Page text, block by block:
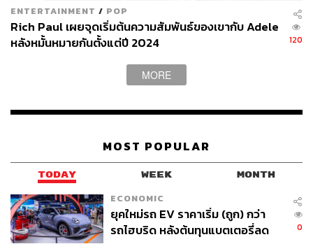
ENTERTAINMENT / POP
Rich Paul เผยจุดเริ่มต้นความสัมพันธ์ของเขากับ Adele
หลังหมั้นหมายกันตั้งแต่ปี 2024
120
MORE
MOST POPULAR
TODAY WEEK MONTH
ECONOMIC
ยุคใหม่รถ EV ราคาเริ่ม (ถูก) กว่า
รถไฮบริด หลังต้นทุนแบตเตอรี่ลด
0